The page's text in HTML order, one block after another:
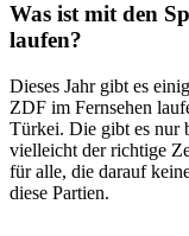
Was ist mit den
laufen?
Dieses Jahr gibt es
ZDF im Fernsehen
Türkei. Die gibt es nur
vielleicht der richtige
für alle, die darauf
diese Partien.